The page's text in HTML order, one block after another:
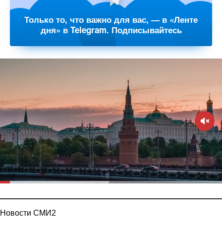
Только то, что важно для вас, — в «Ленте
дня» в Telegram. Подписывайтесь
Новости СМИ2